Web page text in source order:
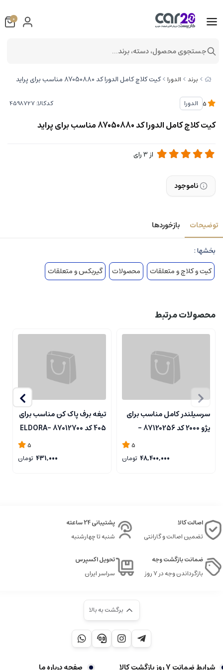
برند الدورا کیت کلاچ کامل الدورا کد 87050880 مناسب برای پراید
الدورا کدکالا:
کیت کلاچ کامل الدورا کد 87050880 مناسب برای پراید
از 3رای
ناموجود
توضیحات بازخوردها
بخشها :
کیت و کلاچ و متعلقات
محصولات گیربکس و متعلقات
محصولات مرتبط
سرسیلندر کامل مناسب برای
پژو 2000 کد 87120256 -
5
48,400,000 تومان
تیغه برف پاک کن مناسب برای
405 کد 87012700 -ELDORA
5
431,000 تومان
اصالت کالا
تضمین اصالت و گارانتی
پشتیبانی 24 ساعته
شنبه تا چهارشنبه
ضمانت بازگشت وجه
بازگرداندن وجه در ۷ روز
تحویل اکسپرس
سراسر ایران
برگشت به بالا
0
جستجوی محصول، دسته، برند...